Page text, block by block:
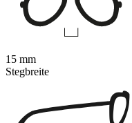
15 mm
Stegbreite